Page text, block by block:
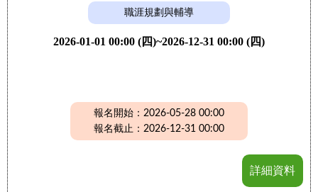
職涯規劃與輔導
2026-01-01 00:00 (四)~2026-12-31 00:00 (四)
報名開始：2026-05-28 00:00
報名截止：2026-12-31 00:00
詳細資料